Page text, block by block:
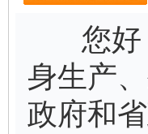
您好
身生产
政府和